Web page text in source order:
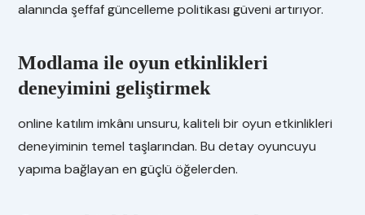
alanında şeffaf güncelleme politikası güveni artırıyor.
Modlama ile oyun etkinlikleri
deneyimini geliştirmek
online katılım imkânı unsuru, kaliteli bir oyun etkinlikleri
deneyiminin temel taşlarından. Bu detay oyuncuyu
yapıma bağlayan en güçlü öğelerden.